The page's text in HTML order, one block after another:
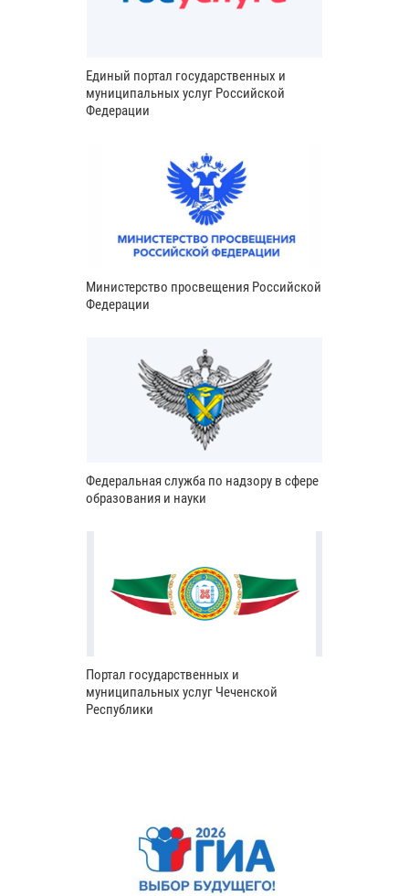
Единый портал государственных и
муниципальных услуг Российской
Федерации
Министерство просвещения Российской
Федерации
Федеральная служба по надзору в сфере
образования и науки
Портал государственных и
муниципальных услуг Чеченской
Республики